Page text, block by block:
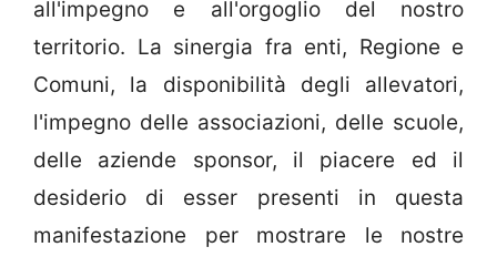
all'impegno e all'orgoglio del nostro
territorio. La sinergia fra enti, Regione e
Comuni, la disponibilità degli allevatori,
l'impegno delle associazioni, delle scuole,
delle aziende sponsor, il piacere ed il
desiderio di esser presenti in questa
manifestazione per mostrare le nostre